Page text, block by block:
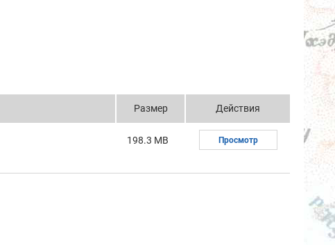
Размер Действия
198.3 MB Просмотр